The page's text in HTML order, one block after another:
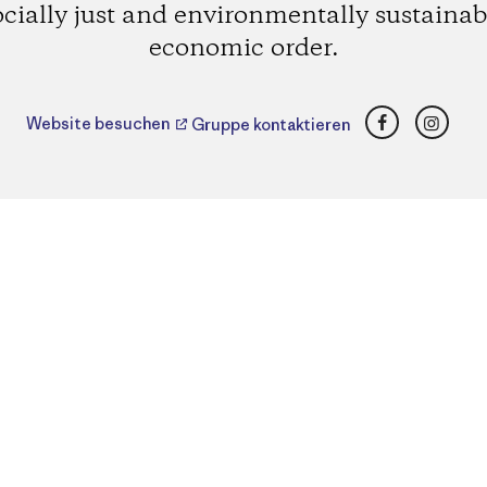
just and environmentally
economic order.
Website besuchen Gruppe kontaktieren Facebook